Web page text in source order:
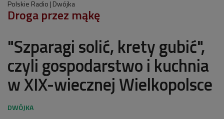
Polskie Radio Dwójka
Droga przez mąkę
"Szparagi solić, krety gubić",
czyli gospodarstwo i kuchnia
w XIX-wiecznej Wielkopolsce